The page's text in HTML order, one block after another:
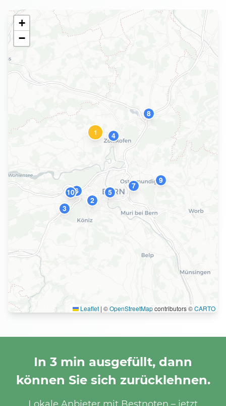
1
2
3
4
5
6 7
8
9
10
+
−
Leaflet | ©OpenStreetMapcontributors ©CARTO
In 3 min ausgefüllt, dann
können Sie sich zurücklehnen.